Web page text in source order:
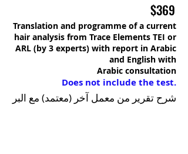
$369
Translation and programme of a current
hair analysis from Trace Elements TEI or
ARL (by 3 experts) with report in Arabic
and English with
Arabic consultation
Does not include the test.
شرح تقرير من معمل آخر (معتمد) مع البر